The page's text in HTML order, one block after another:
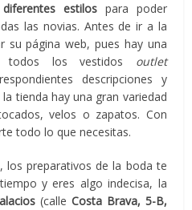
diferentes estilospara poder
las novias. Antes de ir a la
su página web, pues hay una
todos los vestidos outlet
descripciones y
tienda hay una gran variedad
velos o zapatos. Con
todo lo que necesitas.
los preparativos de la boda te
y eres algo indecisa, la
(calleCosta Brava, 5-B,